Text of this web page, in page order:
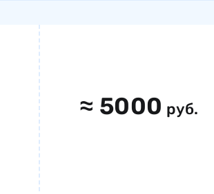
≈ 5000 руб.